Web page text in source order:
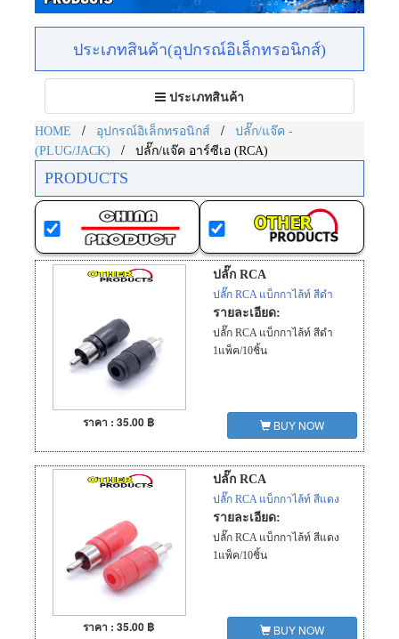
ประเภทสินค้า(อุปกรณ์อิเล็กทรอนิกส์)
Toggle
navigation
ประเภทสินค้า
HOME / อุปกรณ์อิเล็กทรอนิกส์ /
ปลั๊ก/แจ๊ค -
(PLUG/JACK)
/ ปลั๊ก/แจ๊ค อาร์ซีเอ (RCA)
PRODUCTS
ปลั๊ก RCA
ปลั๊ก RCA แบ็กกาไล้ท์ สีดำ
รายละเอียด:
ปลั๊ก RCA แบ็กกาไล้ท์ สีดำ
1แพ็ค/10ชิ้น
ราคา : 35.00 ฿ BUY NOW
ปลั๊ก RCA
ปลั๊ก RCA แบ็กกาไล้ท์ สีแดง
รายละเอียด:
ปลั๊ก RCA แบ็กกาไล้ท์ สีแดง
1แพ็ค/10ชิ้น
ราคา : 35.00 ฿ BUY NOW